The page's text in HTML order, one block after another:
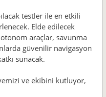
testler ile en etkili
Elde edilecek
araçlar, savunma
güvenilir navigasyon
sunacak.
ve ekibini kutluyor,